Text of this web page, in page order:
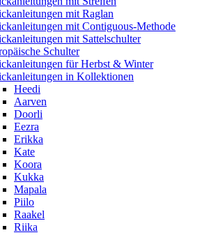
mit Raglan
mit Contiguous-Methode
mit Sattelschulter
Schulter
für Herbst & Winter
in Kollektionen
Heedi
Aarven
Doorli
Eezra
Erikka
Kate
Koora
Kukka
Mapala
Piilo
Raakel
Riika